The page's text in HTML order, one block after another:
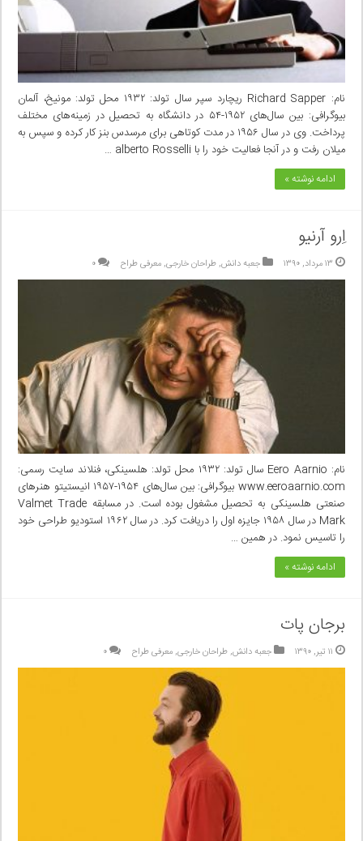
نام: Richard Sapper ریچارد سپر سال تولد: ۱۹۳۲ محل تولد: مونیخ، آلمان
بیوگرافی: بین سال‌های ۱۹۵۲-۵۴ در دانشگاه به تحصیل در زمینه‌های مختلف
پرداخت. وی در سال ۱۹۵۶ در مدت کوتاهی برای مرسدس بنز کار کرده و سپس به
میلان رفت و در آنجا فعالیت خود را با alberto Rosselli …
ادامه نوشته »
اِرو آرنیو
۱۳ مرداد, ۱۳۹۰ جعبه دانش,طراحان خارجی,معرفی طراح ۰
نام: Eero Aarnio سال تولد: ۱۹۳۲ محل تولد: هلسینکی، فنلاند سایت رسمی:
www.eeroaarnio.com بیوگرافی: بین سال‌های ۱۹۵۴-۱۹۵۷ انیستیتو هنر‌های
صنعتی هلسینکی به تحصیل مشغول بوده است. در مسابقه Valmet Trade
Mark در سال ۱۹۵۸ جایزه اول را دریافت کرد. در سال ۱۹۶۲ استودیو طراحی خود
را تاسیس نمود. در همین …
ادامه نوشته »
برجان پات
۱۱ تیر, ۱۳۹۰ جعبه دانش,طراحان خارجی,معرفی طراح ۰